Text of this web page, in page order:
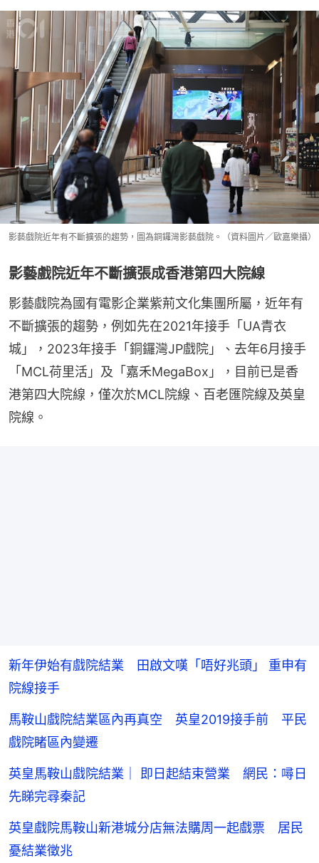
影藝戲院近年有不斷擴張的趨勢，圖為銅鑼灣影藝戲院。（資料圖片／歐嘉樂攝）
影藝戲院近年不斷擴張成香港第四大院線
影藝戲院為國有電影企業紫荊文化集團所屬，近年有
不斷擴張的趨勢，例如先在2021年接手「UA青衣
城」，2023年接手「銅鑼灣JP戲院」、去年6月接手
「MCL荷里活」及「嘉禾MegaBox」，目前已是香
港第四大院線，僅次於MCL院線、百老匯院線及英皇
院線。
新年伊始有戲院結業 田啟文嘆「唔好兆頭」 重申有
院線接手
馬鞍山戲院結業區內再真空 英皇2019接手前 平民
戲院睹區內變遷
英皇馬鞍山戲院結業｜ 即日起結束營業 網民：噚日
先睇完尋秦記
英皇戲院馬鞍山新港城分店無法購周一起戲票 居民
憂結業徵兆